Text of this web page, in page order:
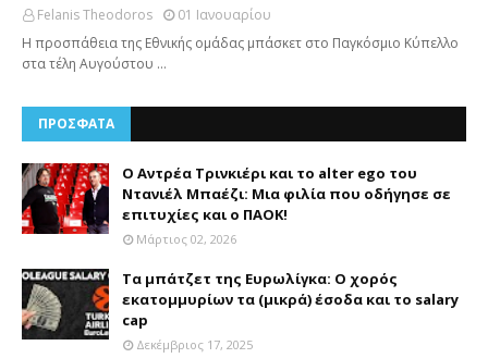
Felanis Theodoros
01 Ιανουαρίου
Η προσπάθεια της Εθνικής ομάδας μπάσκετ στο Παγκόσμιο Κύπελλο
στα τέλη Αυγούστου …
ΠΡΟΣΦΑΤΑ
Ο Αντρέα Τρινκιέρι και το alter ego του
Ντανιέλ Μπαέζι: Μια φιλία που οδήγησε σε
επιτυχίες και ο ΠΑΟΚ!
Μάρτιος 02, 2026
Τα μπάτζετ της Ευρωλίγκα: Ο χορός
εκατομμυρίων τα (μικρά) έσοδα και το salary
cap
Δεκέμβριος 17, 2025